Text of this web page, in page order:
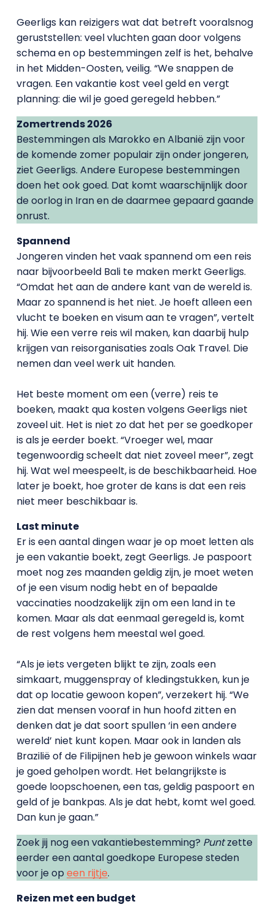
Geerligs kan reizigers wat dat betreft vooralsnog
geruststellen: veel vluchten gaan door volgens
schema en op bestemmingen zelf is het, behalve
in het Midden-Oosten, veilig. “We snappen de
vragen. Een vakantie kost veel geld en vergt
planning: die wil je goed geregeld hebben.”
Zomertrends 2026
Bestemmingen als Marokko en Albanië zijn voor
de komende zomer populair zijn onder jongeren,
ziet Geerligs. Andere Europese bestemmingen
doen het ook goed. Dat komt waarschijnlijk door
de oorlog in Iran en de daarmee gepaard gaande
onrust.
Spannend
Jongeren vinden het vaak spannend om een reis
naar bijvoorbeeld Bali te maken merkt Geerligs.
“Omdat het aan de andere kant van de wereld is.
Maar zo spannend is het niet. Je hoeft alleen een
vlucht te boeken en visum aan te vragen”, vertelt
hij. Wie een verre reis wil maken, kan daarbij hulp
krijgen van reisorganisaties zoals Oak Travel. Die
nemen dan veel werk uit handen.
Het beste moment om een (verre) reis te
boeken, maakt qua kosten volgens Geerligs niet
zoveel uit. Het is niet zo dat het per se goedkoper
is als je eerder boekt. “Vroeger wel, maar
tegenwoordig scheelt dat niet zoveel meer”, zegt
hij. Wat wel meespeelt, is de beschikbaarheid. Hoe
later je boekt, hoe groter de kans is dat een reis
niet meer beschikbaar is.
Last minute
Er is een aantal dingen waar je op moet letten als
je een vakantie boekt, zegt Geerligs. Je paspoort
moet nog zes maanden geldig zijn, je moet weten
of je een visum nodig hebt en of bepaalde
vaccinaties noodzakelijk zijn om een land in te
komen. Maar als dat eenmaal geregeld is, komt
de rest volgens hem meestal wel goed.
“Als je iets vergeten blijkt te zijn, zoals een
simkaart, muggenspray of kledingstukken, kun je
dat op locatie gewoon kopen”, verzekert hij. “We
zien dat mensen vooraf in hun hoofd zitten en
denken dat je dat soort spullen ‘in een andere
wereld’ niet kunt kopen. Maar ook in landen als
Brazilië of de Filipijnen heb je gewoon winkels waar
je goed geholpen wordt. Het belangrijkste is
goede loopschoenen, een tas, geldig paspoort en
geld of je bankpas. Als je dat hebt, komt wel goed.
Dan kun je gaan.”
Zoek jij nog een vakantiebestemming? Puntzette
eerder een aantal goedkope Europese steden
voor je op een rijtje.
Reizen met een budget